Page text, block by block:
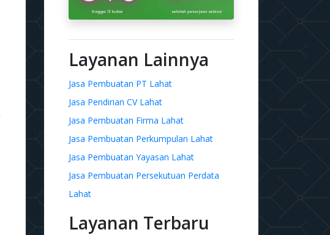
Layanan Lainnya
Jasa Pembuatan PT Lahat
Jasa Pendirian CV Lahat
Jasa Pembuatan Firma Lahat
Jasa Pembuatan Perkumpulan Lahat
Jasa Pembuatan Yayasan Lahat
Jasa Pembuatan Persekutuan Perdata
Lahat
Layanan Terbaru